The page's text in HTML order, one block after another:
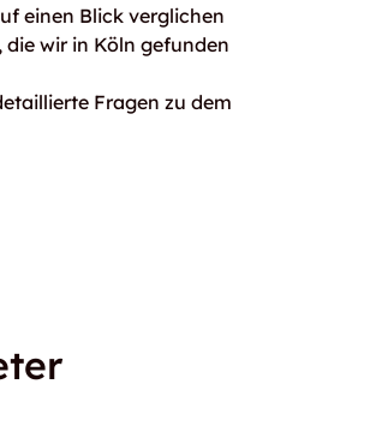
einen Blick verglichen
wir in Köln gefunden
Fragen zu dem